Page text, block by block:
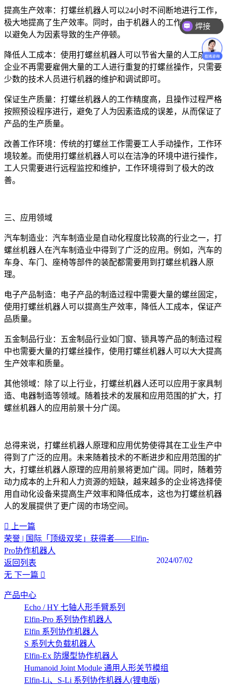
提高生产效率：打螺丝机器人可以24小时不间断地进行工作，
极大地提高了生产效率。同时，由于机器人的工作精度高，可
以避免人为因素导致的生产停顿。
降低人工成本：使用打螺丝机器人可以节省大量的人工成本。
企业不再需要雇佣大量的工人进行重复的打螺丝操作，只需要
少数的技术人员进行机器的维护和调试即可。
保证生产质量：打螺丝机器人的工作精度高，且操作过程严格
按照预设程序进行，避免了人为因素造成的误差，从而保证了
产品的生产质量。
改善工作环境：传统的打螺丝工作需要工人手动操作，工作环
境较差。而使用打螺丝机器人可以在洁净的环境中进行操作，
工人只需要进行远程监控和维护，工作环境得到了极大的改
善。
三、应用领域
汽车制造业：汽车制造业是自动化程度比较高的行业之一，打
螺丝机器人在汽车制造业中得到了广泛的应用。例如，汽车的
车身、车门、座椅等部件的装配都需要用到打螺丝机器人原
理。
电子产品制造：电子产品的制造过程中需要大量的螺丝固定，
使用打螺丝机器人可以提高生产效率，降低人工成本，保证产
品质量。
五金制品行业：五金制品行业如门窗、锁具等产品的制造过程
中也需要大量的打螺丝操作，使用打螺丝机器人可以大大提高
生产效率和质量。
其他领域：除了以上行业，打螺丝机器人还可以应用于家具制
造、电器制造等领域。随着技术的发展和应用范围的扩大，打
螺丝机器人的应用前景十分广阔。
总得来说，打螺丝机器人原理和应用优势使得其在工业生产中
得到了广泛的应用。未来随着技术的不断进步和应用范围的扩
大，打螺丝机器人原理的应用前景将更加广阔。同时，随着劳
动力成本的上升和人力资源的短缺，越来越多的企业将选择使
用自动化设备来提高生产效率和降低成本，这也为打螺丝机器
人的发展提供了更广阔的市场空间。‍
上一篇
荣誉 | 国际「顶级双奖」获得者——Elfin-
Pro协作机器人
2024/07/02
返回列表
无 下一篇
产品中心
Echo / HY 七轴人形手臂系列
Elfin-Pro 系列协作机器人
Elfin 系列协作机器人
S 系列大负载机器人
Elfin-Ex 防爆型协作机器人
Humanoid Joint Module 通用人形关节模组
Elfin-Li、S-Li 系列协作机器人(锂电版)
焊接